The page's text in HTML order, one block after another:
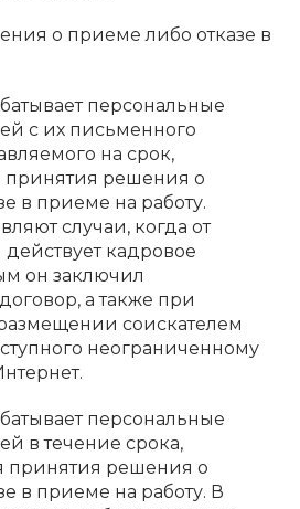
о приеме либо отказе в
персональные
с их письменного
на срок,
решения о
в приеме на работу.
случаи, когда от
кадровое
он заключил
а также при
соискателем
неограниченному
персональные
в течение срока,
принятия решения о
в приеме на работу. В